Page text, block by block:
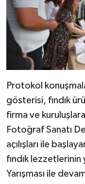
Protokol
gösterisi, fındık
firma ve
Fotoğraf Sanatı
açılışları ile
fındık lezzetlerinin
Yarışması ile